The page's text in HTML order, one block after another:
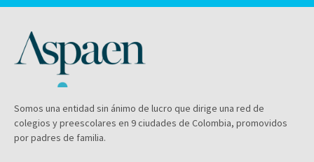
Somos una entidad sin ánimo de lucro que dirige una red de
colegios y preescolares en 9 ciudades de Colombia, promovidos
por padres de familia.